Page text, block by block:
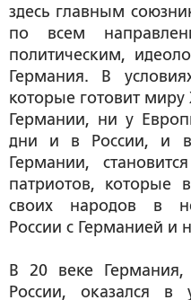
здесь главным
по всем
политическим,
Германия. В
которые готовит миру
Германии, ни у
дни и в России, и
Германии,
патриотов, которые
своих народов в
России с Германией и
В 20 веке
России, оказался в